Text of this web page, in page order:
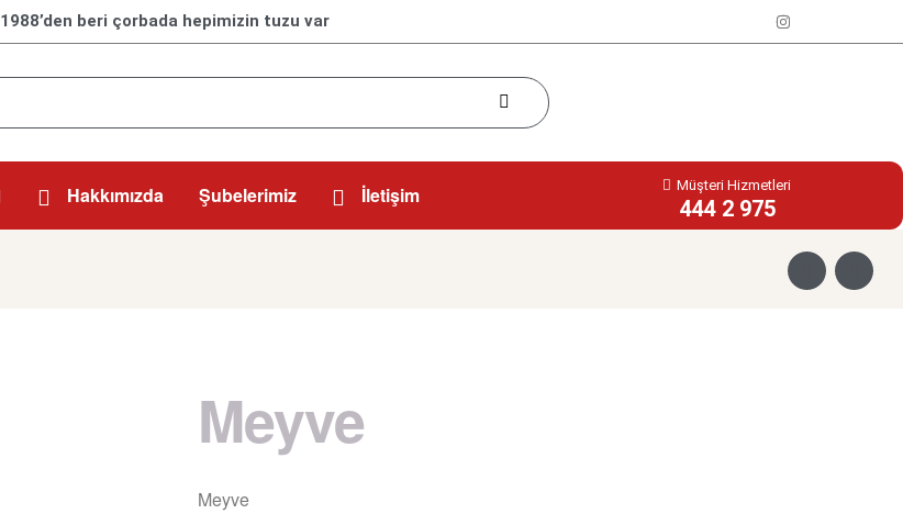
1988’den beri çorbada hepimizin tuzu var
Hakkımızda Şubelerimiz İletişim Müşteri Hizmetleri
444 2 975
Meyve
Meyve